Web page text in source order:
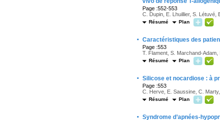
Page :552-553
C. Dupin, E. Lhuillier, S.
Résumé Plan
· Caractéristiques des
Page :553
T. Flament, S. Marchand-Adam,
Résumé Plan
· Silicose et nocardiose : à
Page :553
C. Herve, E. Saussine, C.
Résumé Plan
· Syndrome d’apnées-